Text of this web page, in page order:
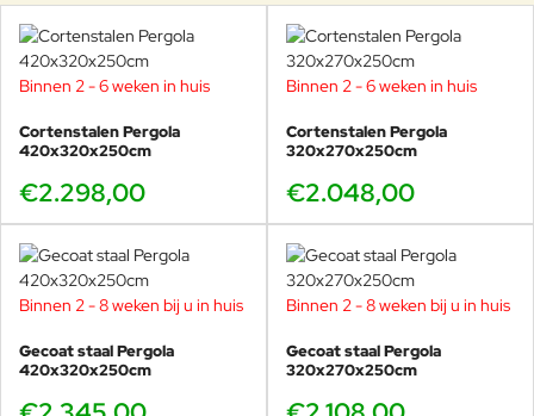
Binnen 2 - 6 weken in huis
Cortenstalen Pergola
420x320x250cm
€2.298,00
Binnen 2 - 6 weken in huis
Cortenstalen Pergola
320x270x250cm
€2.048,00
Binnen 2 - 8 weken bij u in huis
Gecoat staal Pergola
420x320x250cm
Binnen 2 - 8 weken bij u in huis
Gecoat staal Pergola
320x270x250cm